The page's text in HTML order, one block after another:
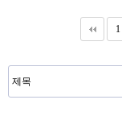
1